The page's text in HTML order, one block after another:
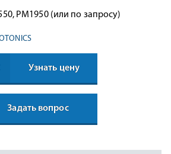
PM1950 (или по запросу)
Узнать цену
Задать вопрос